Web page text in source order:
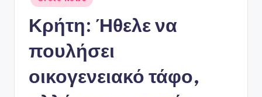
σε
Κρήτη: Ήθελε να
πουλήσει
οικογενειακό τάφο,